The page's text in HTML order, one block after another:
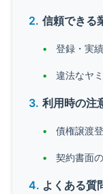
信頼できる
登録・実
違法なヤ
利用時の注
債権譲渡
契約書面
よくある質